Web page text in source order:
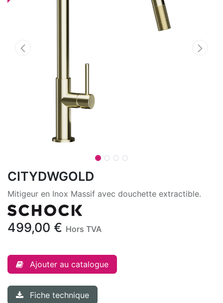
CITYDWGOLD
Mitigeur en Inox Massif avec douchette extractible.
499,00 € Hors TVA
Ajouter au catalogue
Fiche technique